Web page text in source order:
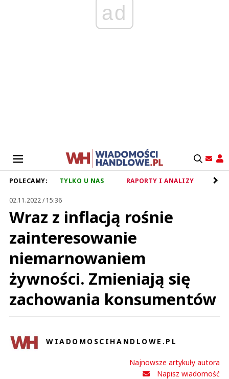
ad
POLECAMY: TYLKO U NAS RAPORTY I ANALIZY
02.11.2022 / 15:36
Wraz z inflacją rośnie
zainteresowanie
niemarnowaniem
żywności. Zmieniają się
zachowania konsumentów
WIADOMOSCIHANDLOWE.PL
Najnowsze artykuły autora
Napisz wiadomość